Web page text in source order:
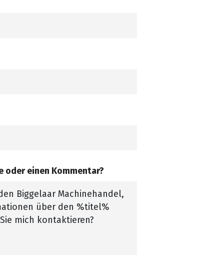
oder einen Kommentar?